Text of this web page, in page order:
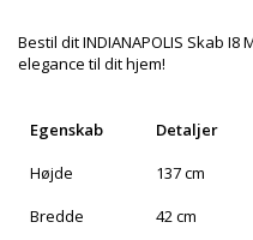
Bestil dit INDIANAPOLIS Skab
elegance til dit hjem!
Egenskab
Detaljer
Højde
137 cm
Bredde
42 cm